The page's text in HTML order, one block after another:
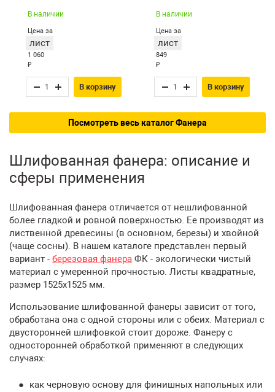
В наличии
Цена за
лист
1 060
₽
В корзину
В наличии
Цена за
лист
849
₽
В корзину
Посмотреть весь каталог Фанера
Шлифованная фанера: описание и
сферы применения
Шлифованная фанера отличается от нешлифованной
более гладкой и ровной поверхностью. Ее производят из
лиственной древесины (в основном, березы) и хвойной
(чаще сосны). В нашем каталоге представлен первый
вариант - березовая фанера ФК - экологически чистый
материал с умеренной прочностью. Листы квадратные,
размер 1525x1525 мм.
Использование шлифованной фанеры зависит от того,
обработана она с одной стороны или с обеих. Материал с
двусторонней шлифовкой стоит дороже. Фанеру с
односторонней обработкой применяют в следующих
случаях:
как черновую основу для финишных напольных или